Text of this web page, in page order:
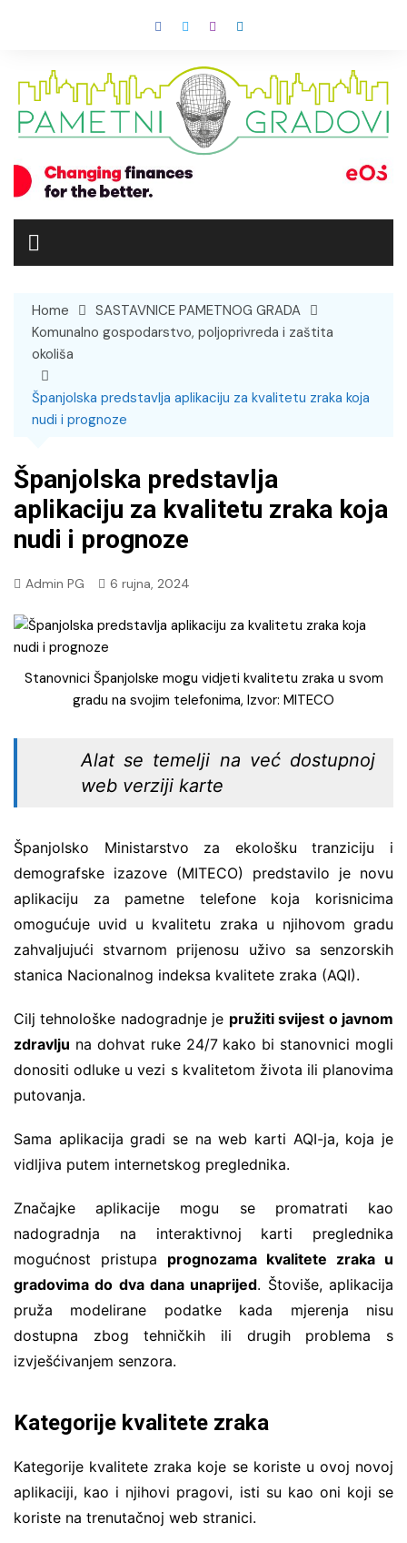
Home
SASTAVNICE PAMETNOG GRADA
Komunalno gospodarstvo, poljoprivreda i zaštita
okoliša
Španjolska predstavlja aplikaciju za kvalitetu zraka koja
nudi i prognoze
Španjolska predstavlja
aplikaciju za kvalitetu zraka koja
nudi i prognoze
Admin PG 6 rujna, 2024
Stanovnici Španjolske mogu vidjeti kvalitetu zraka u svom
gradu na svojim telefonima, Izvor: MITECO
Alat se temelji na već dostupnoj
web verziji karte
Španjolsko Ministarstvo za ekološku tranziciju i
demografske izazove (MITECO) predstavilo je novu
aplikaciju za pametne telefone koja korisnicima
omogućuje uvid u kvalitetu zraka u njihovom gradu
zahvaljujući stvarnom prijenosu uživo sa senzorskih
stanica Nacionalnog indeksa kvalitete zraka (AQI).
Cilj tehnološke nadogradnje je pružiti svijest o javnom
zdravlju na dohvat ruke 24/7 kako bi stanovnici mogli
donositi odluke u vezi s kvalitetom života ili planovima
putovanja.
Sama aplikacija gradi se na web karti AQI-ja, koja je
vidljiva putem internetskog preglednika.
Značajke aplikacije mogu se promatrati kao
nadogradnja na interaktivnoj karti preglednika
mogućnost pristupa prognozama kvalitete zraka u
gradovima do dva dana unaprijed. Štoviše, aplikacija
pruža modelirane podatke kada mjerenja nisu
dostupna zbog tehničkih ili drugih problema s
izvješćivanjem senzora.
Kategorije kvalitete zraka
Kategorije kvalitete zraka koje se koriste u ovoj novoj
aplikaciji, kao i njihovi pragovi, isti su kao oni koji se
koriste na trenutačnoj web stranici.